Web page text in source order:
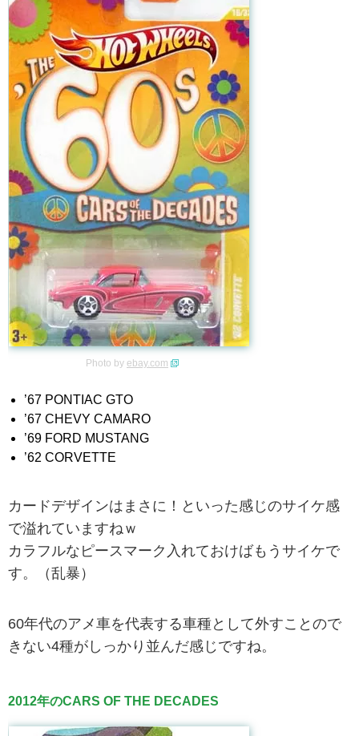
Photo by ebay.com
’67 PONTIAC GTO
’67 CHEVY CAMARO
’69 FORD MUSTANG
’62 CORVETTE
カードデザインはまさに！といった感じのサイケ感
で溢れていますねｗ
カラフルなピースマーク入れておけばもうサイケで
す。（乱暴）
60年代のアメ車を代表する車種として外すことので
きない4種がしっかり並んだ感じですね。
2012年のCARS OF THE DECADES